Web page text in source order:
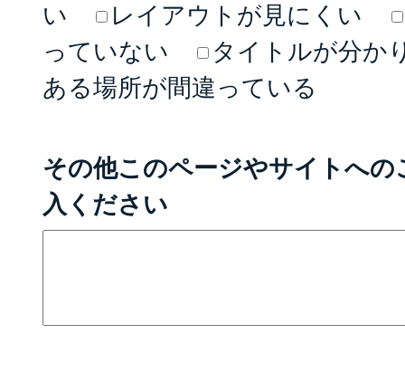
い
レイアウトが見にくい
っていない
タイトルが分か
ある場所が間違っている
その他このページやサイトへ
入ください